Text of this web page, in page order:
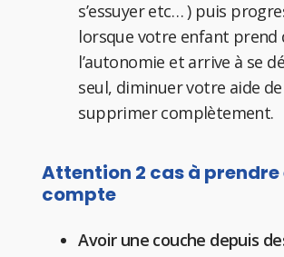
s’essuyer etc… ) puis
lorsque votre enfant prend
l’autonomie et arrive à se
seul, diminuer votre aide
supprimer complètement.
Attention 2 cas à prendre
compte
Avoir une couche depuis